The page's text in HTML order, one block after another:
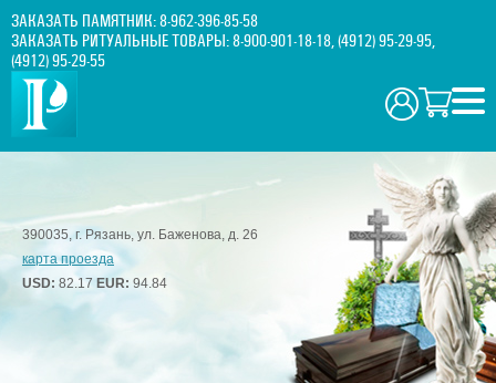
ЗАКАЗАТЬ ПАМЯТНИК:8-962-396-85-58
ЗАКАЗАТЬ РИТУАЛЬНЫЕ ТОВАРЫ:8-900-901-18-18,(4912) 95-29-95,
(4912) 95-29-55
390035, г. Рязань, ул. Баженова, д. 26
карта проезда
USD: 82.17 EUR: 94.84